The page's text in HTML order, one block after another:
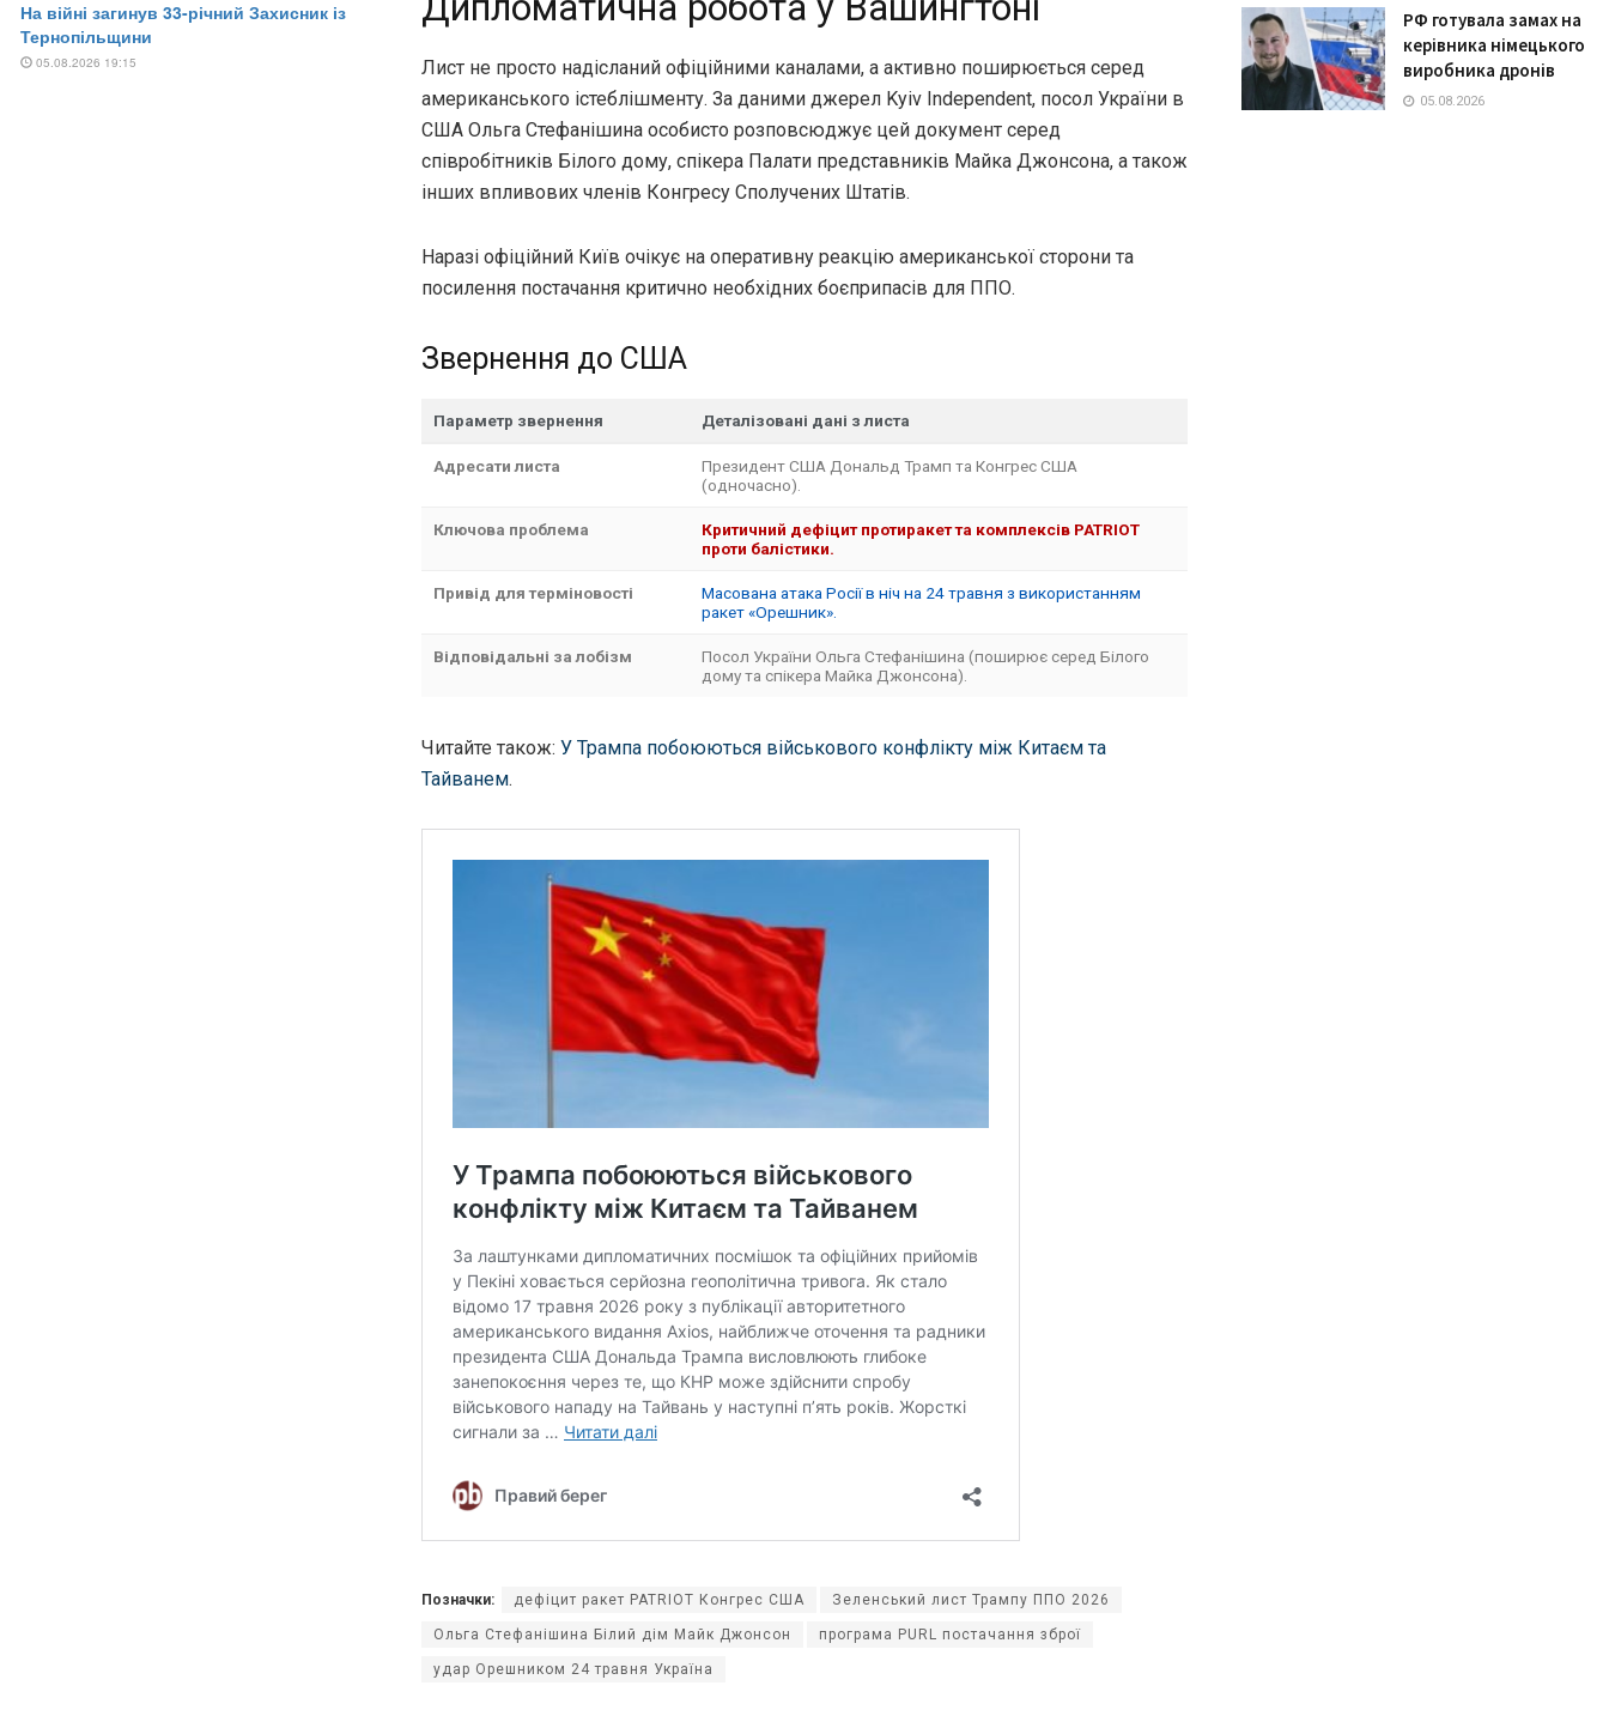
Лист не просто надісланий офіційними каналами, а активно поширюється серед
американського істеблішменту. За даними джерел Kyiv Independent, посол України в
США Ольга Стефанішина особисто розповсюджує цей документ серед
співробітників Білого дому, спікера Палати представників Майка Джонсона, а також
інших впливових членів Конгресу Сполучених Штатів.
Наразі офіційний Київ очікує на оперативну реакцію американської сторони та
посилення постачання критично необхідних боєприпасів для ППО.
Звернення до США
Параметр звернення Деталізовані дані з листа
Адресати листа
Президент США Дональд Трамп та Конгрес США
(одночасно).
Ключова проблема
Критичний дефіцит протиракет та комплексів PATRIOT
проти балістики.
Привід для терміновості
Масована атака Росії в ніч на 24 травня з використанням
ракет «Орешник».
Відповідальні за лобізм
Посол України Ольга Стефанішина (поширює серед Білого
дому та спікера Майка Джонсона).
Читайте також: У Трампа побоюються військового конфлікту між Китаєм та
Тайванем.
Позначки: дефіцит ракет PATRIOT Конгрес США Зеленський лист Трампу ППО 2026
Ольга Стефанішина Білий дім Майк Джонсон програма PURL постачання зброї
удар Орешником 24 травня Україна
РФ готувала замах на
керівника німецького
виробника дронів
05.08.2026